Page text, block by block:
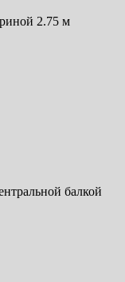
2.75 м
балкой